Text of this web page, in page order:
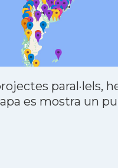
paral·lels,
es mostra un